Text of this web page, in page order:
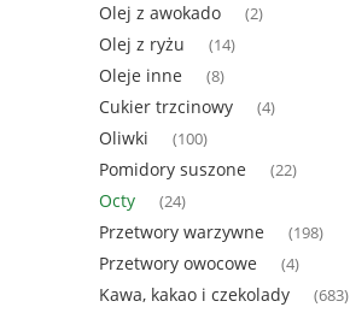
Olej z awokado (2)
Olej z ryżu (14)
Oleje inne (8)
Cukier trzcinowy (4)
Oliwki (100)
Pomidory suszone (22)
Octy (24)
Przetwory warzywne (198)
Przetwory owocowe (4)
Kawa, kakao i czekolady (683)